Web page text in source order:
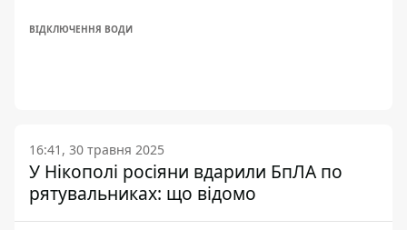
ВІДКЛЮЧЕННЯ ВОДИ
16:41, 30 травня 2025
У Нікополі росіяни вдарили БпЛА по
рятувальниках: що відомо